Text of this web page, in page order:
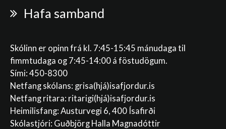
Hafa samband
Skólinn er opinn frá kl. 7:45-15:45 mánudaga til
fimmtudaga og 7:45-14:00 á föstudögum.
Sími: 450-8300
Netfang skólans: grisa(hjá)isafjordur.is
Netfang ritara: ritarigi(hjá)isafjordur.is
Heimilisfang: Austurvegi 6, 400 Ísafirði
Skólastjóri: Guðbjörg Halla Magnadóttir